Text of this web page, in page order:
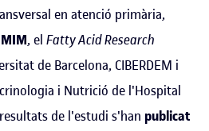
en atenció primària,
, el Fatty Acid Research
de Barcelona, CIBERDEM i
i Nutrició de l'Hospital
de l'estudi s'han publicat